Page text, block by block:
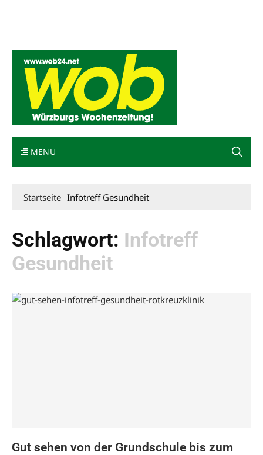
MENU
Startseite Infotreff Gesundheit
Schlagwort: Infotreff
Gesundheit
Gut sehen von der Grundschule bis zum